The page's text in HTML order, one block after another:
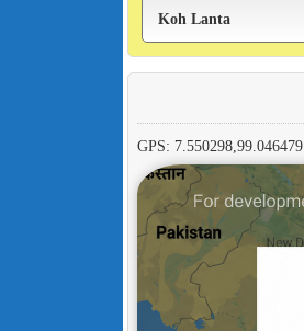
GPS: 7.550298,99.046479